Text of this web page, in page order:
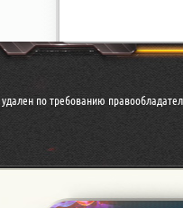
по требованию